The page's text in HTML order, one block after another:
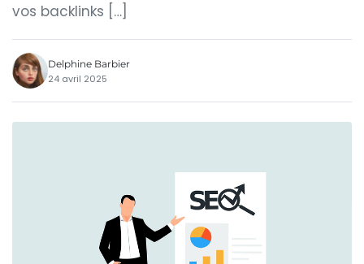
vos backlinks […]
Delphine Barbier
24 avril 2025